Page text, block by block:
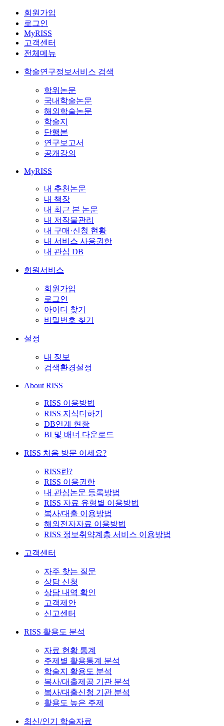
회원가입
로그인
MyRISS
고객센터
전체메뉴
학술연구정보서비스 검색
학위논문
국내학술논문
해외학술논문
학술지
단행본
연구보고서
공개강의
MyRISS
내 추천논문
내 책장
내 최근 본 논문
내 저작물관리
내 구매·신청 현황
내 서비스 사용권한
내 관심 DB
회원서비스
회원가입
로그인
아이디 찾기
비밀번호 찾기
설정
내 정보
검색환경설정
About RISS
RISS 이용방법
RISS 지식더하기
DB연계 현황
BI 및 배너 다운로드
RISS 처음 방문 이세요?
RISS란?
RISS 이용권한
내 관심논문 등록방법
RISS 자료 유형별 이용방법
복사/대출 이용방법
해외전자자료 이용방법
RISS 정보취약계층 서비스 이용방법
고객센터
자주 찾는 질문
상담 신청
상담 내역 확인
고객제안
신고센터
RISS 활용도 분석
자료 현황 통계
주제별 활용통계 분석
학술지 활용도 분석
복사/대출제공 기관 분석
복사/대출신청 기관 분석
활용도 높은 주제
최신/인기 학술자료